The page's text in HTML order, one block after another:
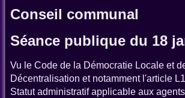
Conseil communal
Séance publique du 18
Vu le Code de la Démocratie Locale et
Décentralisation et notamment l'article
Statut administratif applicable aux